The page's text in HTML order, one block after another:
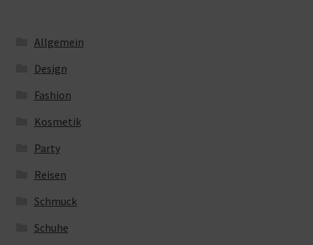
Allgemein
Design
Fashion
Kosmetik
Party
Reisen
Schmuck
Schuhe